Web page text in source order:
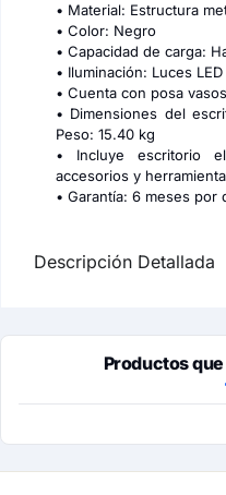
• Material: Estructura
• Color: Negro
• Capacidad de carga:
• Iluminación: Luces
• Cuenta con posa
• Dimensiones del
Peso: 15.40 kg
• Incluye escritorio
accesorios y
• Garantía: 6 meses
Descripción Detallada
Productos